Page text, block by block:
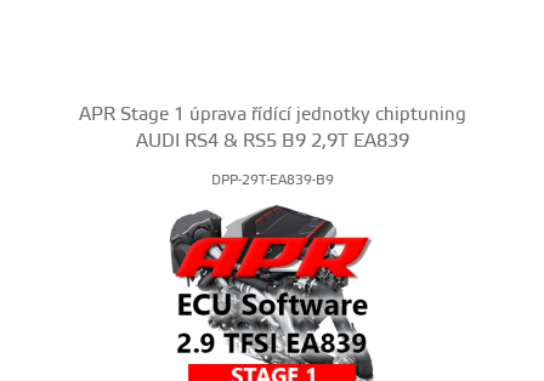
APR Stage 1 úprava řídící jednotky chiptuning
AUDI RS4 & RS5 B9 2,9T EA839
DPP-29T-EA839-B9